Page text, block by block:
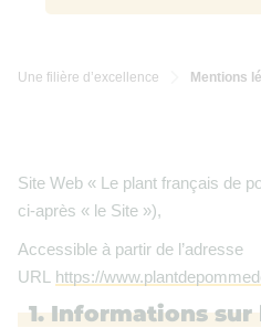
Une filière d’excellence Mentions
Site Web « Le plant français de
ci-après « le Site »),
Accessible à partir de l’adresse
URL https://
1. Informations sur